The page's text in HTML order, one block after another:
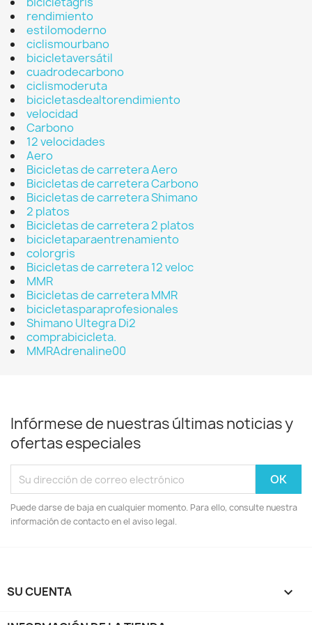
rendimiento
estilomoderno
ciclismourbano
bicicletaversátil
cuadrodecarbono
ciclismoderuta
bicicletasdealtorendimiento
velocidad
Carbono
12 velocidades
Aero
Bicicletas de carretera Aero
Bicicletas de carretera Carbono
Bicicletas de carretera Shimano
2 platos
Bicicletas de carretera 2 platos
bicicletaparaentrenamiento
colorgris
Bicicletas de carretera 12 veloc
MMR
Bicicletas de carretera MMR
bicicletasparaprofesionales
Shimano Ultegra Di2
comprabicicleta.
MMRAdrenaline00
Infórmese de nuestras últimas noticias y
ofertas especiales
Puede darse de baja en cualquier momento. Para ello, consulte nuestra
información de contacto en el aviso legal.
SU CUENTA 